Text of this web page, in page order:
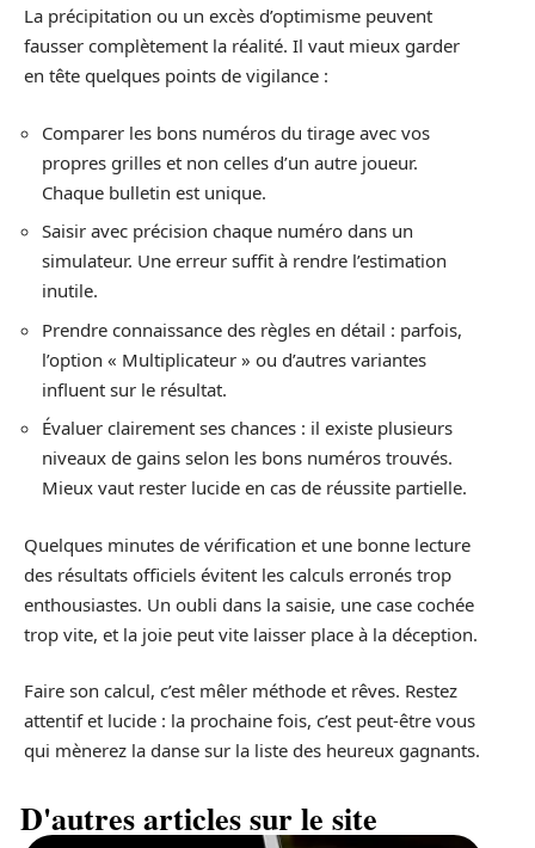
La précipitation ou un excès d’optimisme peuvent
fausser complètement la réalité. Il vaut mieux garder
en tête quelques points de vigilance :
Comparer les bons numéros du tirage avec vos
propres grilles et non celles d’un autre joueur.
Chaque bulletin est unique.
Saisir avec précision chaque numéro dans un
simulateur. Une erreur suffit à rendre l’estimation
inutile.
Prendre connaissance des règles en détail : parfois,
l’option « Multiplicateur » ou d’autres variantes
influent sur le résultat.
Évaluer clairement ses chances : il existe plusieurs
niveaux de gains selon les bons numéros trouvés.
Mieux vaut rester lucide en cas de réussite partielle.
Quelques minutes de vérification et une bonne lecture
des résultats officiels évitent les calculs erronés trop
enthousiastes. Un oubli dans la saisie, une case cochée
trop vite, et la joie peut vite laisser place à la déception.
Faire son calcul, c’est mêler méthode et rêves. Restez
attentif et lucide : la prochaine fois, c’est peut-être vous
qui mènerez la danse sur la liste des heureux gagnants.
D'autres articles sur le site